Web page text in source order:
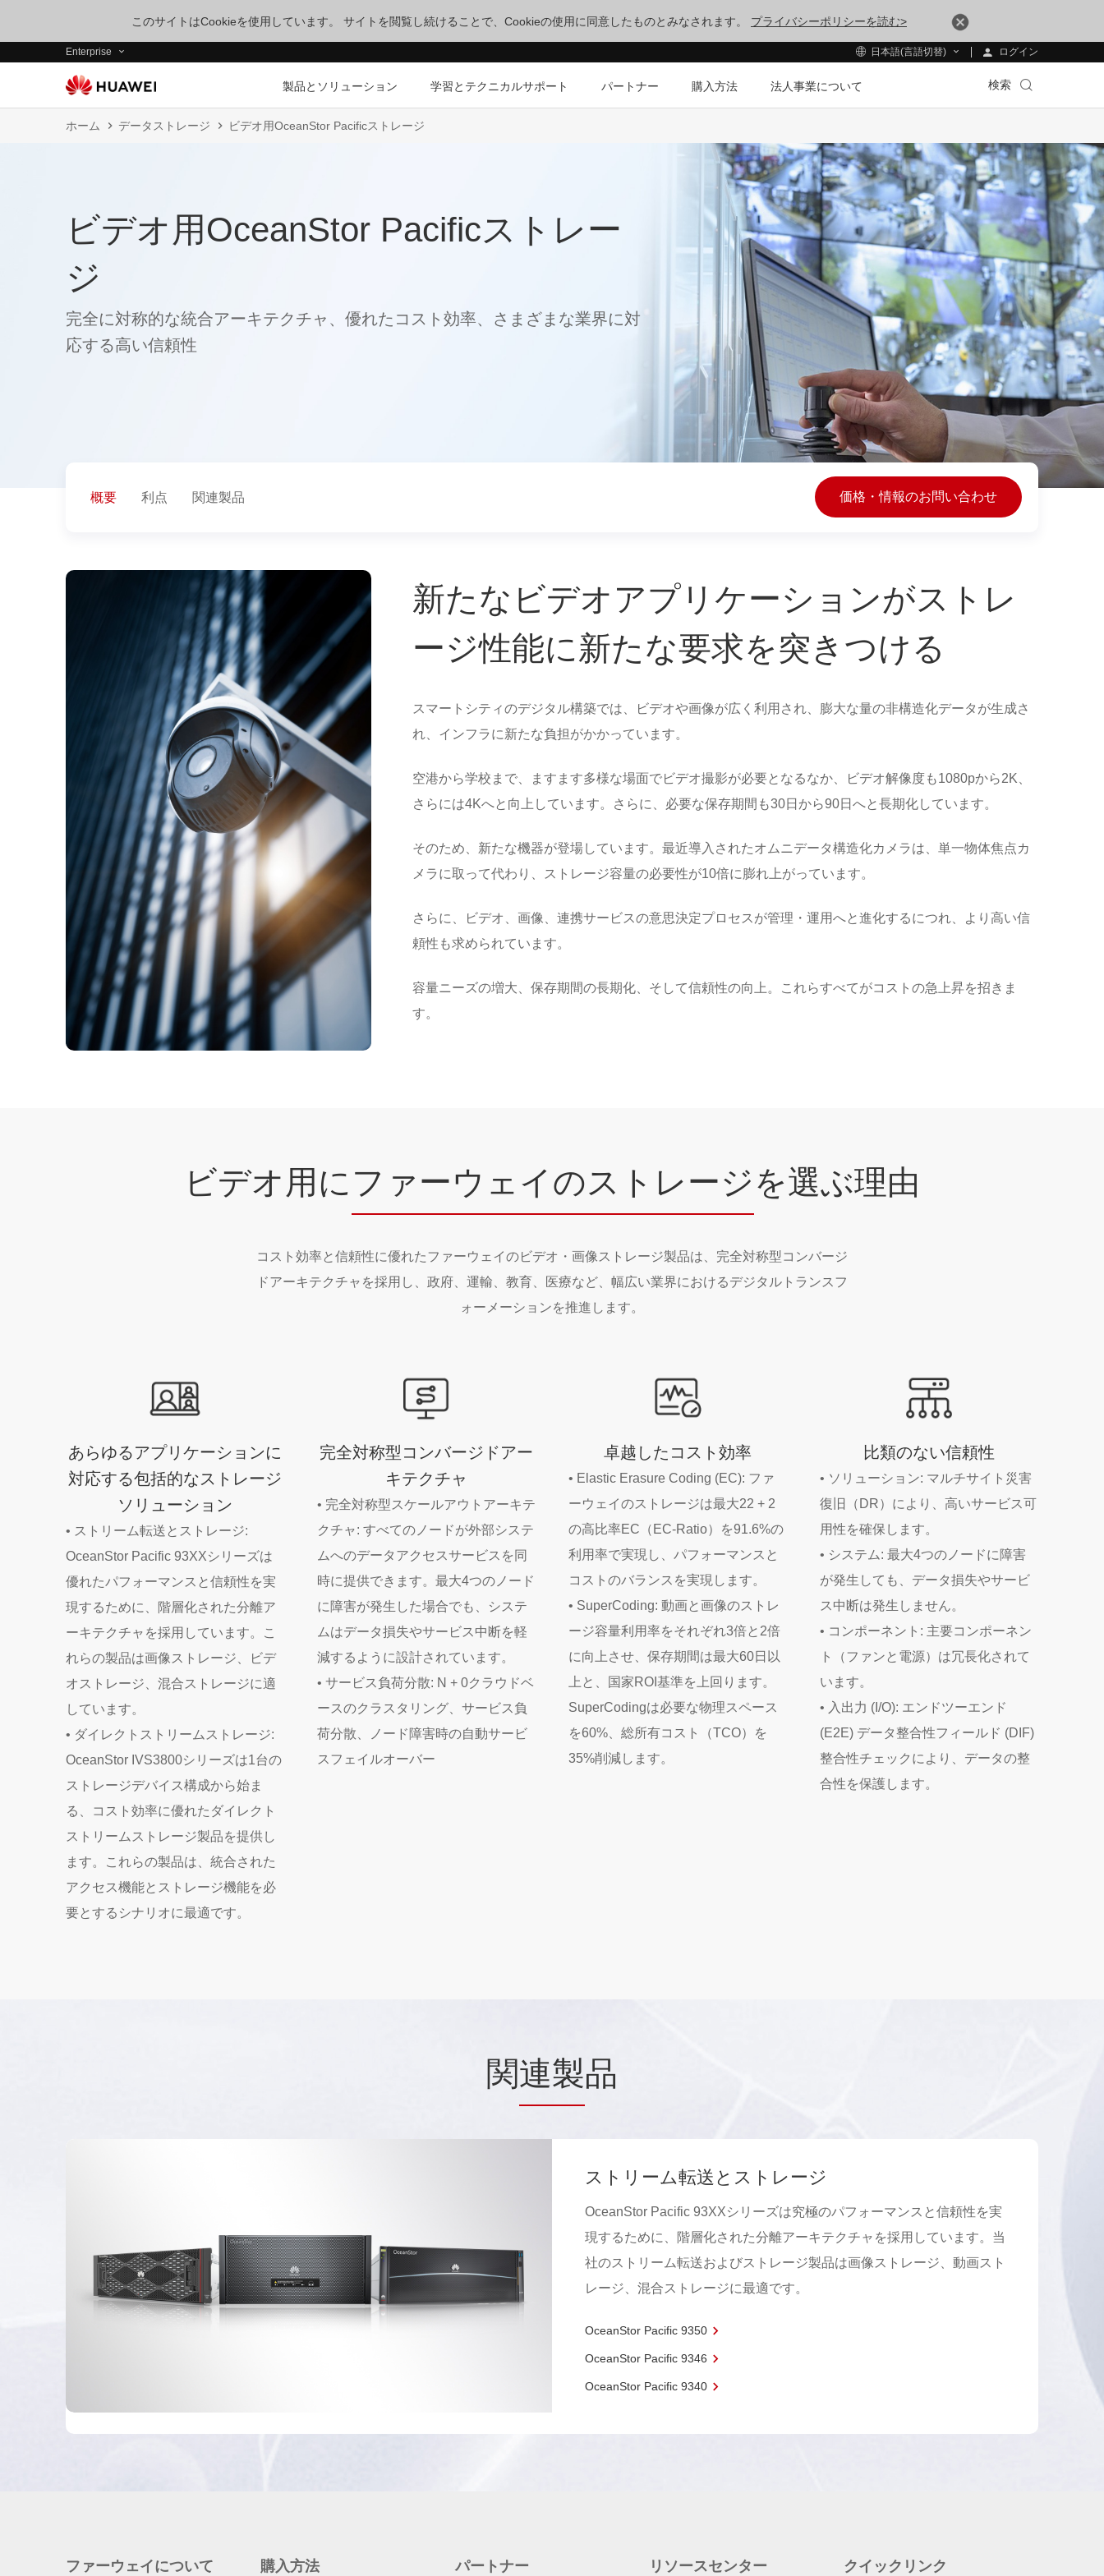
このサイトはCookieを使用しています。 サイトを閲覧し続けることで、Cookieの使用に同意したものとみなされます。 プライバシーポリシーを読む>
Enterprise 日本語(言語切替) ログイン
製品とソリューション 学習とテクニカルサポート パートナー 購入方法 法人事業について 検索
ホーム データストレージ ビデオ用OceanStor Pacificストレージ
ビデオ用OceanStor Pacificストレー
ジ
完全に対称的な統合アーキテクチャ、優れたコスト効率、さまざまな業界に対
応する高い信頼性
概要 利点 関連製品 価格・情報のお問い合わせ
新たなビデオアプリケーションがストレ
ージ性能に新たな要求を突きつける
スマートシティのデジタル構築では、ビデオや画像が広く利用され、膨大な量の非構造化データが生成さ
れ、インフラに新たな負担がかかっています。
空港から学校まで、ますます多様な場面でビデオ撮影が必要となるなか、ビデオ解像度も1080pから2K、
さらには4Kへと向上しています。さらに、必要な保存期間も30日から90日へと長期化しています。
そのため、新たな機器が登場しています。最近導入されたオムニデータ構造化カメラは、単一物体焦点カ
メラに取って代わり、ストレージ容量の必要性が10倍に膨れ上がっています。
さらに、ビデオ、画像、連携サービスの意思決定プロセスが管理・運用へと進化するにつれ、より高い信
頼性も求められています。
容量ニーズの増大、保存期間の長期化、そして信頼性の向上。これらすべてがコストの急上昇を招きま
す。
ビデオ用にファーウェイのストレージを選ぶ理由
コスト効率と信頼性に優れたファーウェイのビデオ・画像ストレージ製品は、完全対称型コンバージ
ドアーキテクチャを採用し、政府、運輸、教育、医療など、幅広い業界におけるデジタルトランスフ
ォーメーションを推進します。
あらゆるアプリケーションに
対応する包括的なストレージ
ソリューション
• ストリーム転送とストレージ:
OceanStor Pacific 93XXシリーズは
優れたパフォーマンスと信頼性を実
現するために、階層化された分離ア
ーキテクチャを採用しています。こ
れらの製品は画像ストレージ、ビデ
オストレージ、混合ストレージに適
しています。
• ダイレクトストリームストレージ:
OceanStor IVS3800シリーズは1台の
ストレージデバイス構成から始ま
る、コスト効率に優れたダイレクト
ストリームストレージ製品を提供し
ます。これらの製品は、統合された
アクセス機能とストレージ機能を必
要とするシナリオに最適です。
完全対称型コンバージドアー
キテクチャ
• 完全対称型スケールアウトアーキテ
クチャ: すべてのノードが外部システ
ムへのデータアクセスサービスを同
時に提供できます。最大4つのノード
に障害が発生した場合でも、システ
ムはデータ損失やサービス中断を軽
減するように設計されています。
• サービス負荷分散: N + 0クラウドベ
ースのクラスタリング、サービス負
荷分散、ノード障害時の自動サービ
スフェイルオーバー
卓越したコスト効率
• Elastic Erasure Coding (EC): ファ
ーウェイのストレージは最大22 + 2
の高比率EC（EC-Ratio）を91.6%の
利用率で実現し、パフォーマンスと
コストのバランスを実現します。
• SuperCoding: 動画と画像のストレ
ージ容量利用率をそれぞれ3倍と2倍
に向上させ、保存期間は最大60日以
上と、国家ROI基準を上回ります。
SuperCodingは必要な物理スペース
を60%、総所有コスト（TCO）を
35%削減します。
比類のない信頼性
• ソリューション: マルチサイト災害
復旧（DR）により、高いサービス可
用性を確保します。
• システム: 最大4つのノードに障害
が発生しても、データ損失やサービ
ス中断は発生しません。
• コンポーネント: 主要コンポーネン
ト（ファンと電源）は冗長化されて
います。
• 入出力 (I/O): エンドツーエンド
(E2E) データ整合性フィールド (DIF)
整合性チェックにより、データの整
合性を保護します。
関連製品
ストリーム転送とストレージ
OceanStor Pacific 93XXシリーズは究極のパフォーマンスと信頼性を実
現するために、階層化された分離アーキテクチャを採用しています。当
社のストリーム転送およびストレージ製品は画像ストレージ、動画スト
レージ、混合ストレージに最適です。
OceanStor Pacific 9350
OceanStor Pacific 9346
OceanStor Pacific 9340
ファーウェイについて 購入方法 パートナー リソースセンター クイックリンク